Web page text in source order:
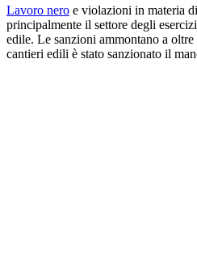
Lavoro nero e violazioni in materia
principalmente il settore degli
edile. Le sanzioni ammontano a
cantieri edili è stato sanzionato il